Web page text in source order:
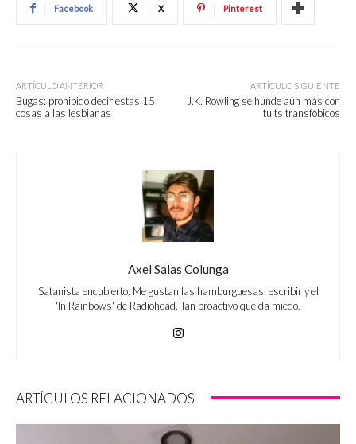
Facebook X Pinterest
ARTÍCULO ANTERIOR
Bugas: prohibido decir estas 15
cosas a las lesbianas
ARTÍCULO SIGUIENTE
J.K. Rowling se hunde aún más con
tuits transfóbicos
Axel Salas Colunga
Satanista encubierto. Me gustan las hamburguesas, escribir y el
'In Rainbows' de Radiohead. Tan proactivo que da miedo.
ARTÍCULOS RELACIONADOS